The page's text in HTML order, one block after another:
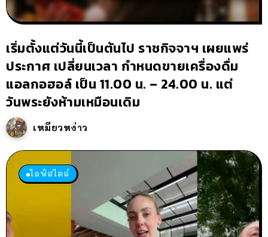
เริ่มตั้งแต่วันนี้เป็นต้นไป ราชกิจจาฯ เผยแพร่
ประกาศ เปลี่ยนเวลา กำหนดขายเครื่องดื่ม
แอลกอฮอล์ เป็น 11.00 น. – 24.00 น. แต่
วันพระยังห้ามเหมือนเดิม
เหมียวหง่าว
ไลฟ์สไตล์